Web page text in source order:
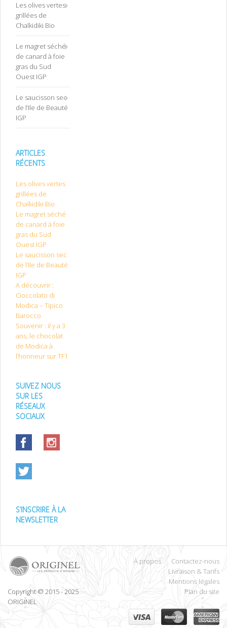
Les olives vertes
grillées de
Chalkidiki Bio
Le magret séché
de canard à foie
gras du Sud
Ouest IGP
Le saucisson sec
de l’Ile de Beauté
IGP
ARTICLES
RÉCENTS
Les olives vertes
grillées de
Chalkidiki Bio
Le magret séché
de canard à foie
gras du Sud
Ouest IGP
Le saucisson sec
de l’Ile de Beauté
IGP
A découvrir :
Cioccolato di
Modica – Tipico
Barocco
Souvenir : il y a 3
ans, le chocolat
de Modica à
l’honneur sur TF1
SUIVEZ NOUS
SUR LES
RÉSEAUX
SOCIAUX
S’INSCRIRE À LA
NEWSLETTER
Copyright © 2015 - 2025
ORIGINEL
À propos
Contactez-nous
Livraison & Tarifs
Mentions légales
Plan du site